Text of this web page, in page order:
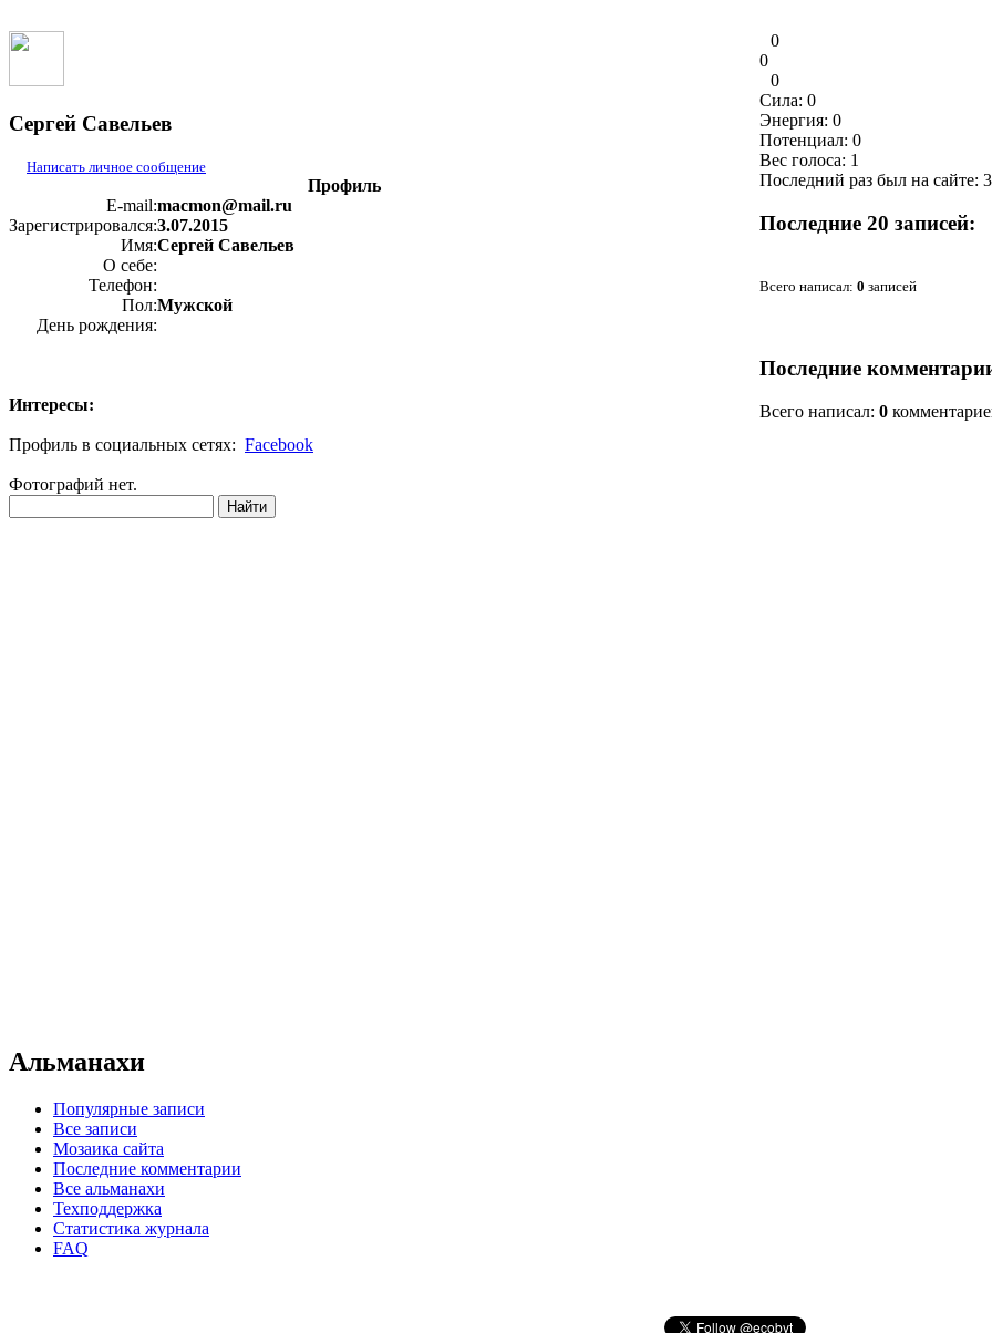
Сергей Савельев
Написать личное сообщение
Профиль
E-mail:macmon@mail.ru
Зарегистрировался:3.07.2015
Имя:Сергей Савельев
О себе:
Телефон:
Пол:Мужской
День рождения:
Интересы:
Профиль в социальных сетях: Facebook
Фотографий нет.
0
0
0
Сила: 0
Энергия: 0
Потенциал: 0
Вес голоса: 1
Последний раз был на сайте:
Последние 20 записей:
Всего написал: 0 записей
Последние
Всего написал: 0
Альманахи
Популярные записи
Все записи
Мозаика сайта
Последние комментарии
Все альманахи
Техподдержка
Статистика журнала
FAQ